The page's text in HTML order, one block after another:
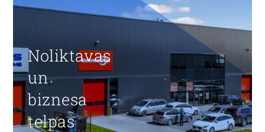
Noliktavas
un
biznesa
telpas